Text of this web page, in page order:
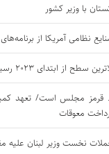
با وزیر کشور
نظامی آمریکا از
سطح از ابتدای ۲۰۲۳ رسید
قرمز مجلس است/ تعهد
معوقات
نخست‌ وزیر لبنان علیه